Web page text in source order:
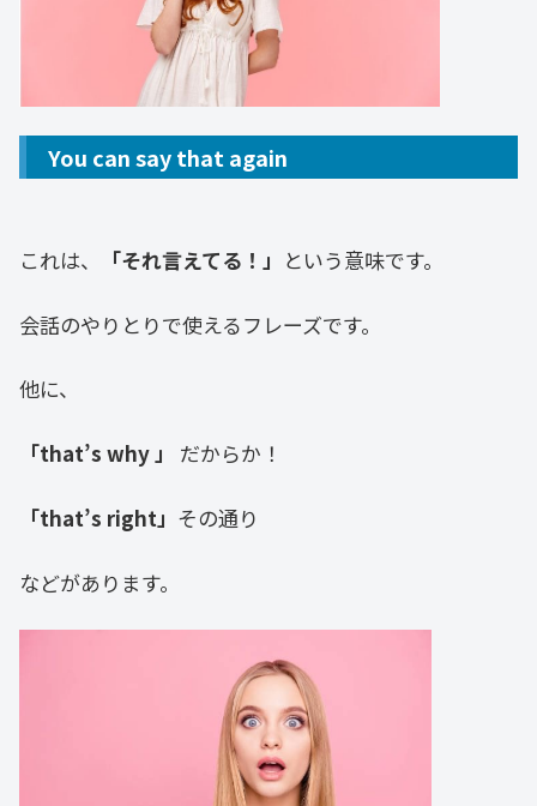
You can say that again
これは、 「それ言えてる！」 という意味です。
会話のやりとりで使えるフレーズです。
他に、
「that’s why 」 だからか！
「that’s right」 その通り
などがあります。